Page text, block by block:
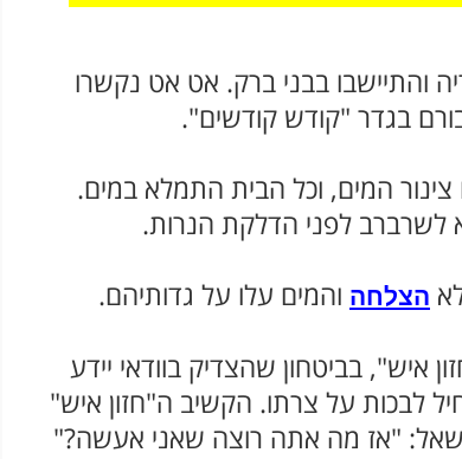
והתיישבו בבני ברק. אט אט נקשרו
בגדר "קודש קודשים".
המים, וכל הבית התמלא במים.
לשרברב לפני הדלקת הנרות.
הצלחה והמים עלו על גדותיהם.
בביטחון שהצדיק בוודאי יידע
לבכות על צרתו. הקשיב ה"חזון איש"
ושאל: "אז מה אתה רוצה שאני אעשה?"